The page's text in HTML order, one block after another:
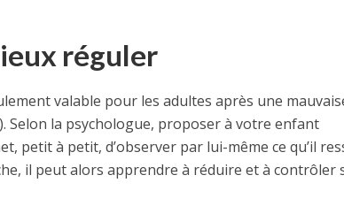
réguler
valable pour les adultes après une
Selon la psychologue, proposer à votre enfant
petit à petit, d’observer par lui-même ce qu’il
il peut alors apprendre à réduire et à contrôler